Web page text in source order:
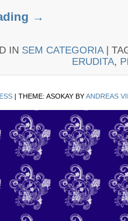
→
IN SEM CATEGORIA
ERUDITA,
| THEME: ASOKAY BYANDREAS